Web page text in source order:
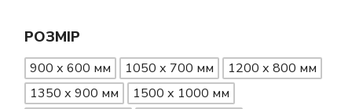
РОЗМІР
900 х 600 мм 1050 х 700 мм
1200 х 800 мм
1350 х 900 мм
1500 х 1000 мм